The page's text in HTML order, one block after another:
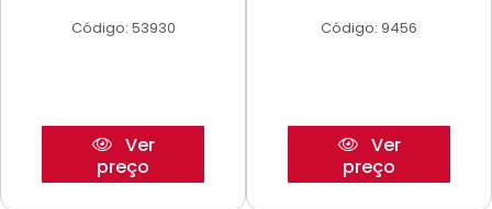
Código: 53930
Ver
preço
Código: 9456
Ver
preço